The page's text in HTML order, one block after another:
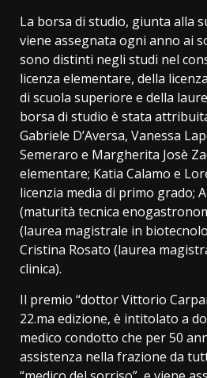
La borsa di studio, giunta alla
viene assegnata ogni anno ai
sono distinti negli studi nel
licenza elementare, della
di scuola superiore e della
borsa di studio è stata
Gabriele D’Aversa, Vanessa
Semeraro e Margherita Josè
elementare; Katia Calamo e
licenzia media di primo grado;
(maturità tecnica
(laurea magistrale in
Cristina Rosato (laurea
clinica).
Il premio “dottor Vittorio
22.ma edizione, è intitolato a
medico condotto che per 50
assistenza nella frazione da